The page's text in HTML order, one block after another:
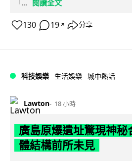
「...
閱讀全文
130 19 ↗ 分享
科技娛樂 生活娛樂 城中熱話
Lawton 18 小時
廣島原爆遺址驚現神秘
體結構前所未見